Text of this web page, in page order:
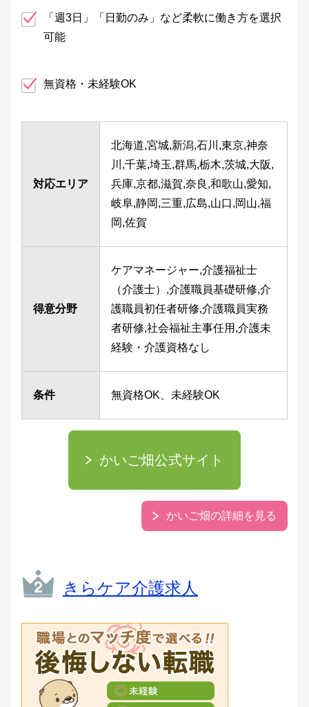
「週3日」「日勤のみ」など柔軟に働き方を選択
可能
無資格・未経験OK
対応エリア
北海道,宮城,新潟,石川,東京,神奈
川,千葉,埼玉,群馬,栃木,茨城,大阪,
兵庫,京都,滋賀,奈良,和歌山,愛知,
岐阜,静岡,三重,広島,山口,岡山,福
岡,佐賀
得意分野
ケアマネージャー,介護福祉士
（介護士）,介護職員基礎研修,介
護職員初任者研修,介護職員実務
者研修,社会福祉主事任用,介護未
経験・介護資格なし
条件 無資格OK、未経験OK
かいご畑公式サイト
かいご畑の詳細を見る
きらケア介護求人